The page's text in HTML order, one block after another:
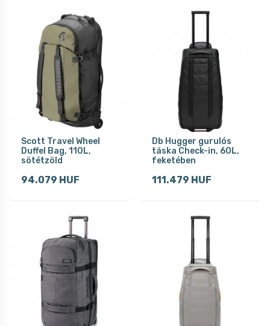
Scott Travel Wheel
Duffel Bag, 110L,
sötétzöld
94.079 HUF
Db Hugger gurulós
táska Check-in, 60L,
feketében
111.479 HUF